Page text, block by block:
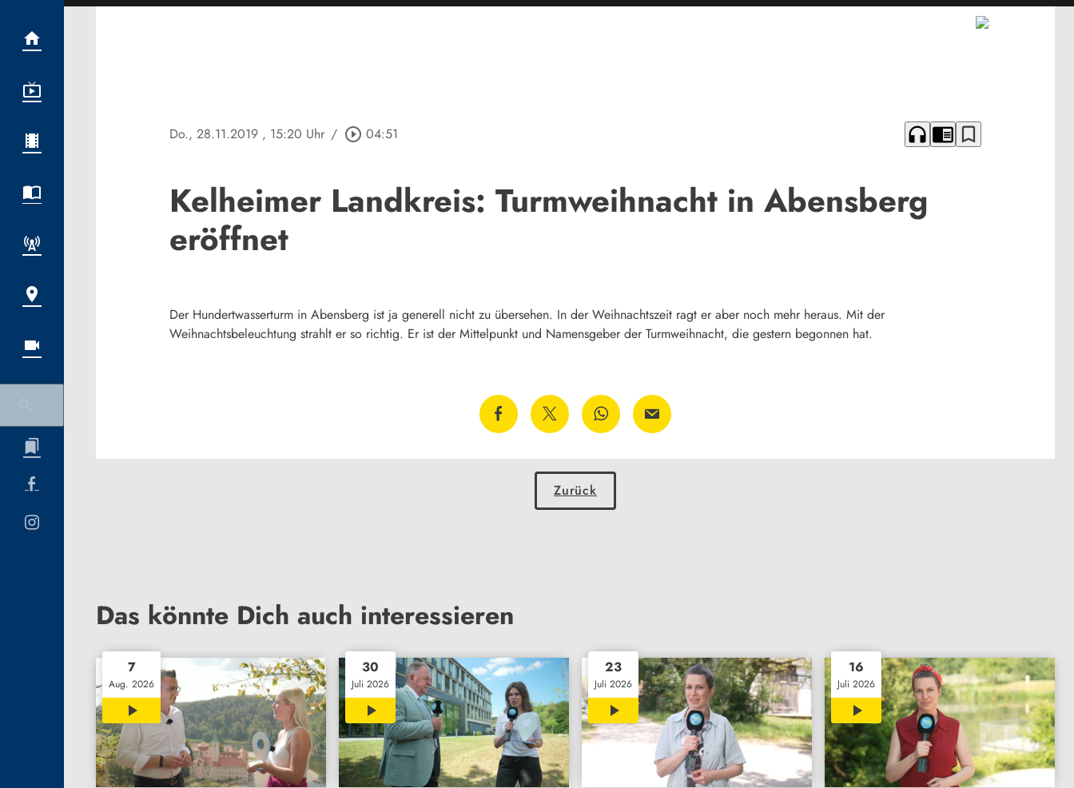
Do., 28.11.2019 , 15:20 Uhr / play_circle_outline 04:51 headphones chrome_reader_mode bookmark_border
Kelheimer Landkreis: Turmweihnacht in Abensberg
eröffnet
Der Hundertwasserturm in Abensberg ist ja generell nicht zu übersehen. In der Weihnachtszeit ragt er aber noch mehr heraus. Mit der
Weihnachtsbeleuchtung strahlt er so richtig. Er ist der Mittelpunkt und Namensgeber der Turmweihnacht, die gestern begonnen hat.
Zurück
Das könnte Dich auch interessieren
7
Aug. 2026
15:09
30
Juli 2026
14:12
23
Juli 2026
15:01
16
Juli 2026
14:34